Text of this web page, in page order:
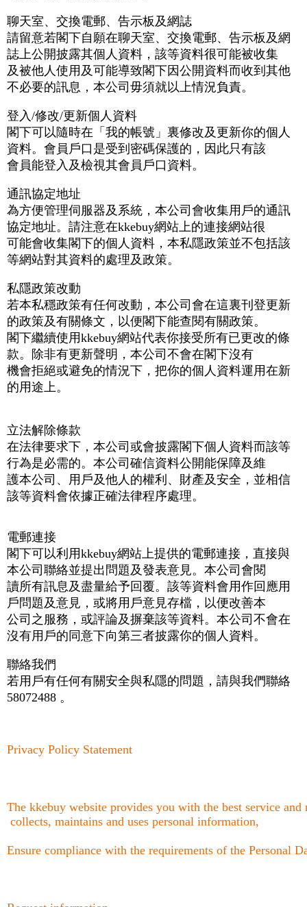
聊天室、交換電郵、告示板及網誌
請留意若閣下自願在聊天室、交換電郵、告示板及網
誌上公開披露其個人資料，該等資料很可能被收集
及被他人使用及可能導致閣下因公開資料而收到其他
不必要的訊息，本公司毋須就以上情況負責。
登入/修改/更新個人資料
閣下可以隨時在「我的帳號」裏修改及更新你的個人
資料。會員戶口是受到密碼保護的，因此只有該
會員能登入及檢視其會員戶口資料。
通訊協定地址
為方便管理伺服器及系統，本公司會收集用戶的通訊
協定地址。請注意在kkebuy網站上的連接網站很
可能會收集閣下的個人資料，本私隱政策並不包括該
等網站對其資料的處理及政策。
私隱政策改動
若本私穩政策有任何改動，本公司會在這裏刊登更新
的政策及有關條文，以便閣下能查閱有關政策。
閣下繼續使用kkebuy網站代表你接受所有已更改的條
款。除非有更新聲明，本公司不會在閣下沒有
機會拒絕或避免的情況下，把你的個人資料運用在新
的用途上。
立法解除條款
在法律要求下，本公司或會披露閣下個人資料而該等
行為是必需的。本公司確信資料公開能保障及維
護本公司、用戶及他人的權利、財產及安全，並相信
該等資料會依據正確法律程序處理。
電郵連接
閣下可以利用kkebuy網站上提供的電郵連接，直接與
本公司聯絡並提出問題及發表意見。本公司會閱
讀所有訊息及盡量給予回覆。該等資料會用作回應用
戶問題及意見，或將用戶意見存檔，以便改善本
公司之服務，或評論及摒棄該等資料。本公司不會在
沒有用戶的同意下向第三者披露你的個人資料。
聯絡我們
若用戶有任何有關安全與私隱的問題，請與我們聯絡
58072488 。
Privacy Policy Statement
The kkebuy website provides you with the best service
collects, maintains and uses personal information,
Ensure compliance with the requirements of the Personal